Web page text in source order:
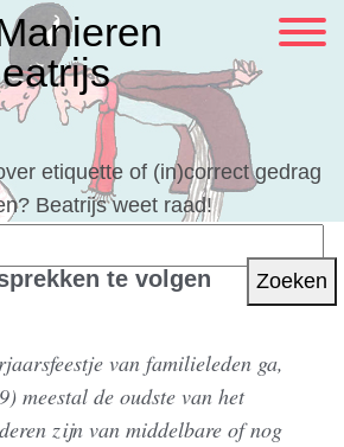
etiquette of (in)correct gedrag
Beatrijs weet raad!
te volgen
van familieleden ga,
meestal de oudste van het
zijn van middelbare of nog